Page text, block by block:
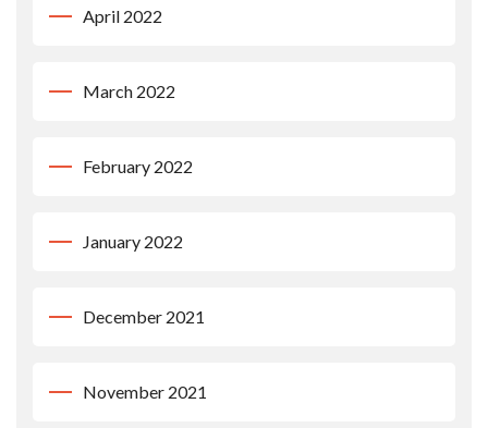
April 2022
March 2022
February 2022
January 2022
December 2021
November 2021